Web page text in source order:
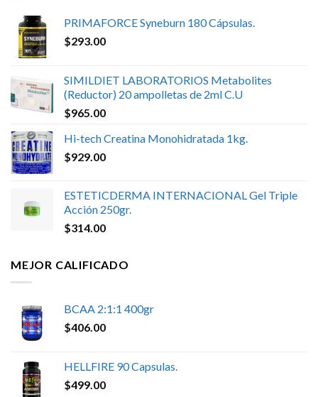
PRIMAFORCE Syneburn 180 Cápsulas.
$293.00
SIMILDIET LABORATORIOS Metabolites
(Reductor) 20 ampolletas de 2ml C.U
$965.00
Hi-tech Creatina Monohidratada 1kg.
$929.00
ESTETICDERMA INTERNACIONAL Gel Triple
Acción 250gr.
$314.00
MEJOR CALIFICADO
BCAA 2:1:1 400gr
$406.00
HELLFIRE 90 Capsulas.
$499.00